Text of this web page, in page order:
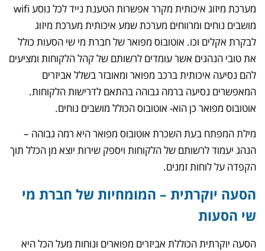
מערכת מיזוג איכותית מקרר אפשרות הטענת נייד לכל נוסע wifi
מושבים נוחים ומרווחים מערכת שמע איכותית מערכת מיזוג
לבקרת אקלים וכו. אוטובוס מפואר של חברת מי שי הסעות כולל
את טובי הנהגים אשר עומדים לרשותם של קהל הלקוחות ומציעים
להם נסיעה איכותית ברכב מפואר ומאובזר בשלל אביזרים
המאפשרים נסיעה ברמה גבוהה בהתאם לדרישות הלקוחות.
אוטובוס מפואר כן הוא- אוטובוס הכולל מושבים נוחים.
מילת המפתח בעת השכרת אוטובוס מפואר היא רמה גבוהה –
הנהג יעמוד לרשותם של הלקוחות ויספק שירות יוצא מן הכלל תוך
הקפדה על לוחות זמנים.
הסעה יוקרתית – המומחיות של חברת מי
שי הסעות
הסעה יוקרתית הכוללת אביזרים מפוארים ונוחות מעל הכל היא